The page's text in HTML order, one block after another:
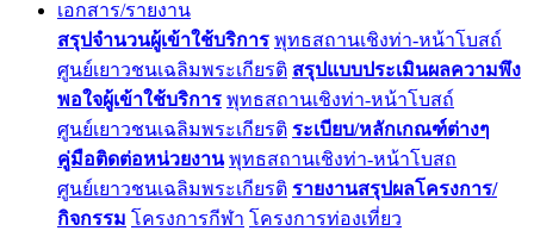
เอกสาร/รายงาน
สรุปจำนวนผู้เข้าใช้บริการ พุทธสถานเชิงท่า-หน้าโบสถ์
ศูนย์เยาวชนเฉลิมพระเกียรติ สรุปแบบประเมินผลความพึง
พอใจผู้เข้าใช้บริการ พุทธสถานเชิงท่า-หน้าโบสถ์
ศูนย์เยาวชนเฉลิมพระเกียรติ ระเบียบ/หลักเกณฑ์ต่างๆ
คู่มือติดต่อหน่วยงาน พุทธสถานเชิงท่า-หน้าโบสถ
ศูนย์เยาวชนเฉลิมพระเกียรติ รายงานสรุปผลโครงการ/
กิจกรรม โครงการกีฬา โครงการท่องเที่ยว